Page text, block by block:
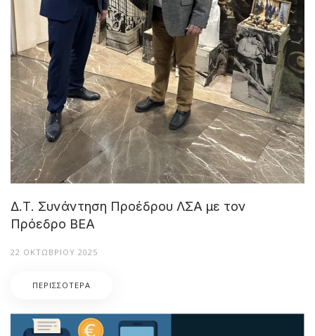
Δ.Τ. Συνάντηση Προέδρου ΛΣΑ με τον
Πρόεδρο ΒΕΑ
22 ΟΚΤΩΒΡΊΟΥ 2025
ΠΕΡΙΣΣΌΤΕΡΑ